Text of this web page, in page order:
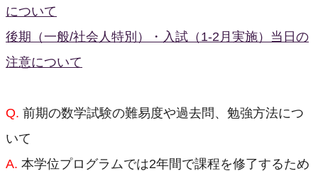
について
後期（一般/社会人特別）・入試（1-2月実施）当日の
注意について
Q. 前期の数学試験の難易度や過去問、勉強方法につ
いて
A. 本学位プログラムでは2年間で課程を修了するため